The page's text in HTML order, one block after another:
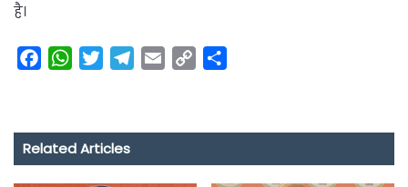
है।
e
b
W
t
s
t
t
e
i
y
r
Related Articles